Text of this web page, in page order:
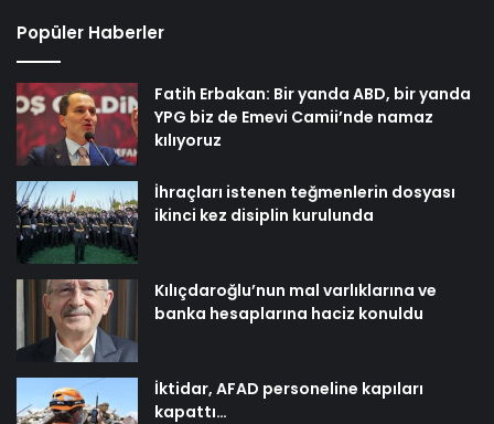
Popüler Haberler
Fatih Erbakan: Bir yanda ABD, bir yanda
YPG biz de Emevi Camii’nde namaz
kılıyoruz
İhraçları istenen teğmenlerin dosyası
ikinci kez disiplin kurulunda
Kılıçdaroğlu’nun mal varlıklarına ve
banka hesaplarına haciz konuldu
İktidar, AFAD personeline kapıları
kapattı…